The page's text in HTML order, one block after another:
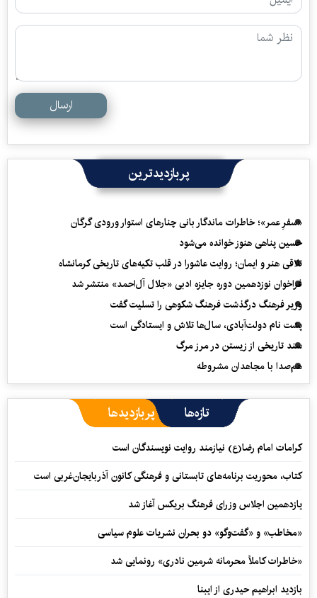
ارسال
پربازدیدترین
«سفرِ عمر»؛ خاطرات ماندگار بانی چنارهای استوار ورودی گرگان
حسین پناهی هنوز خوانده می‌شود
تلاقی هنر و ایمان؛ روایت عاشورا در قلب تکیه‌های تاریخی کرمانشاه
فراخوان نوزدهمین دوره جایزه ادبی «جلال آل‌احمد» منتشر شد
وزیر فرهنگ درگذشت فرهنگ شکوهی را تسلیت گفت
پشت نام دولت‌آبادی، سال‌ها تلاش و ایستادگی است
سند تاریخی از زیستن در مرز مرگ
هم‌صدا با مجاهدان مشروطه
تازه‌ها پربازدیدها
کرامات امام رضا(ع) نیازمند روایت نویسندگان است
کتاب، محوریت برنامه‌های تابستانی و فرهنگی کانون آذربایجان‌غربی است
یازدهمین اجلاس وزرای فرهنگ بریکس آغاز شد
«مخاطب» و «گفت‌وگو» دو بحران نشریات علوم سیاسی
«خاطرات کاملاً محرمانه شرمین نادری» رونمایی شد
بازدید ابراهیم حیدری از ایبنا